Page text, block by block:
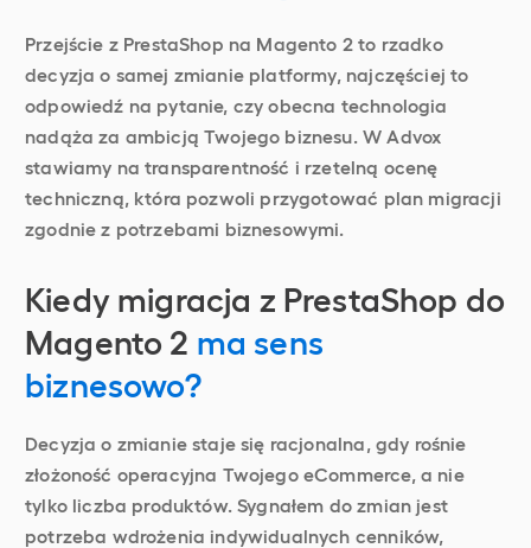
Przejście z PrestaShop na Magento 2 to rzadko
decyzja o samej zmianie platformy, najczęściej to
odpowiedź na pytanie, czy obecna technologia
nadąża za ambicją Twojego biznesu. W Advox
stawiamy na transparentność i rzetelną ocenę
techniczną, która pozwoli przygotować plan migracji
zgodnie z potrzebami biznesowymi.
Kiedy migracja z PrestaShop do
Magento 2 ma sens
biznesowo?
Decyzja o zmianie staje się racjonalna, gdy rośnie
złożoność operacyjna Twojego eCommerce, a nie
tylko liczba produktów. Sygnałem do zmian jest
potrzeba wdrożenia indywidualnych cenników,